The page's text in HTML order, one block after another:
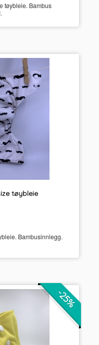
tøybleie. Bambus
tøybleie
Bambusinnlegg.
-25%